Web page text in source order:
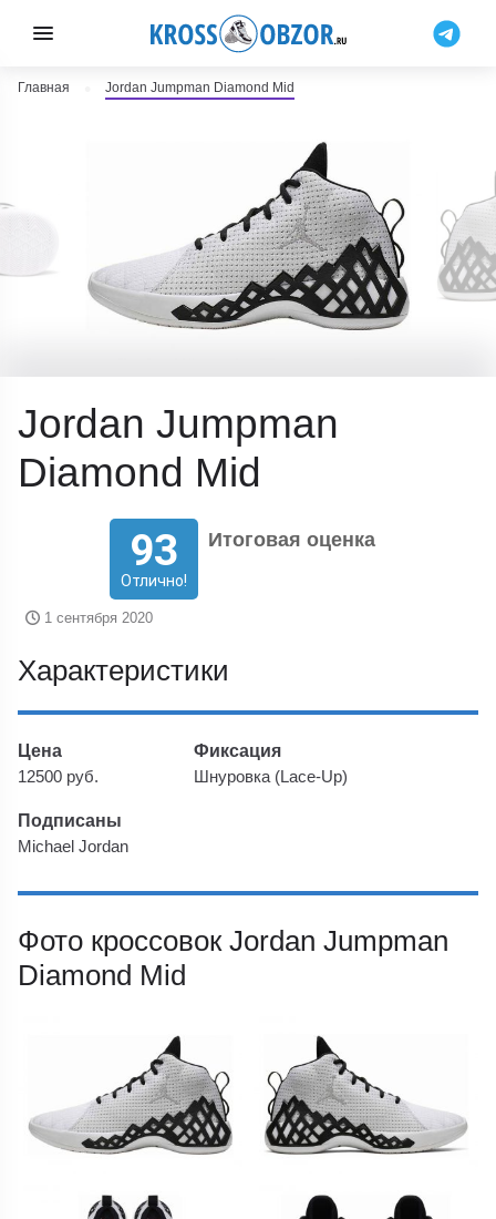
Главная Jordan Jumpman Diamond Mid
Jordan Jumpman
Diamond Mid
93
Отлично!
Итоговая оценка
1 сентября 2020
Характеристики
Цена
12500 руб.
Фиксация
Шнуровка (Lace-Up)
Подписаны
Michael Jordan
Фото кроссовок Jordan Jumpman
Diamond Mid